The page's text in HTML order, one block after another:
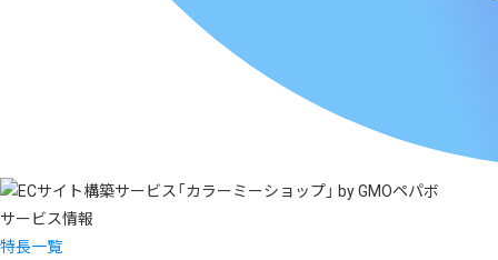
サービス情報
特長一覧